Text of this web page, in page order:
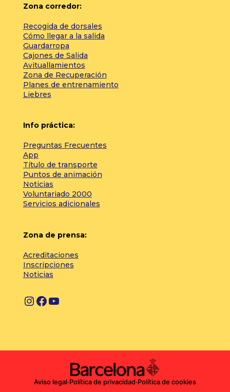
Zona corredor:
Recogida de dorsales
Cómo llegar a la salida
Guardarropa
Cajones de Salida
Avituallamientos
Zona de Recuperación
Planes de entrenamiento
Liebres
Info práctica:
Preguntas Frecuentes
App
Título de transporte
Puntos de animación
Noticias
Voluntariado 2000
Servicios adicionales
Zona de prensa:
Acreditaciones
Inscripciones
Noticias
I
t
F
e
o
Y
T
b
Aviso legal·Política de privacidad·Política de cookies